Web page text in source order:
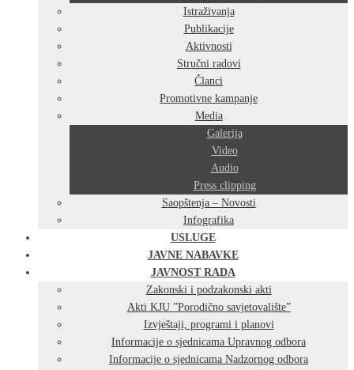
Istraživanja
Publikacije
Aktivnosti
Stručni radovi
Članci
Promotivne kampanje
Media
Galerija
Video
Audio
Press clipping
Saopštenja – Novosti
Infografika
USLUGE
JAVNE NABAVKE
JAVNOST RADA
Zakonski i podzakonski akti
Akti KJU ”Porodično savjetovalište”
Izvještaji, programi i planovi
Informacije o sjednicama Upravnog odbora
Informacije o sjednicama Nadzornog odbora